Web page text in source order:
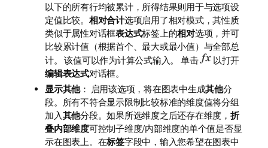
以下的所有行均被累计，所得结果则用于与选项设
定值比较。 相对合计选项启用了相对模式，其性质
类似于属性对话框表达式标签上的相对选项，并可
比较累计值（根据首个、最大或最小值）与全部总
计。 该值可以作为计算公式输入。 单击
以打开
编辑表达式对话框。
显示其他： 启用该选项，将在图表中生成其他分
段。所有不符合显示限制比较标准的维度值将分组
加入其他分段。如果所选维度之后还存在维度， 折
叠内部维度可控制子维度/内部维度的单个值是否显
示在图表上。在标签字段中，输入您希望在图表中